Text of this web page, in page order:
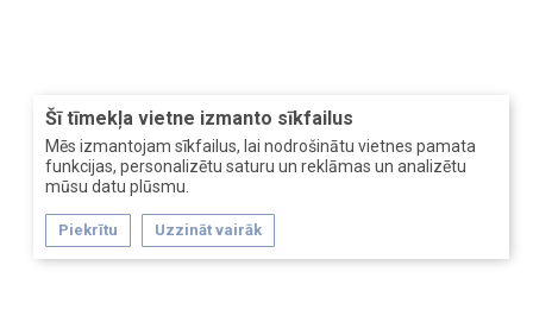
Šī tīmekļa vietne izmanto sīkfailus
Mēs izmantojam sīkfailus, lai nodrošinātu vietnes pamata
funkcijas, personalizētu saturu un reklāmas un analizētu
mūsu datu plūsmu.
Piekrītu Uzzināt vairāk